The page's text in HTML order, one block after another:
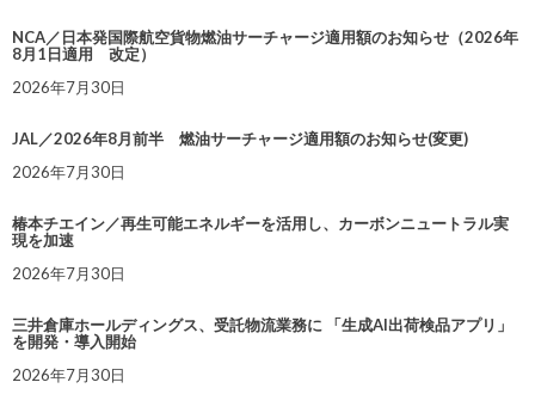
NCA／日本発国際航空貨物燃油サーチャージ適用額のお知らせ（2026年
8月1日適用 改定）
2026年7月30日
JAL／2026年8月前半 燃油サーチャージ適用額のお知らせ(変更)
2026年7月30日
椿本チエイン／再生可能エネルギーを活用し、カーボンニュートラル実
現を加速
2026年7月30日
三井倉庫ホールディングス、受託物流業務に 「生成AI出荷検品アプリ」
を開発・導入開始
2026年7月30日